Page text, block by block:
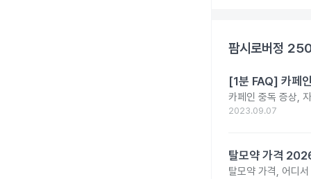
팜시로버정
[1분 FAQ] 카페
카페인 중독 증상,
2023.09.07
탈모약 가격
탈모약 가격, 어디